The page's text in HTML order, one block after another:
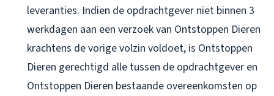
leveranties. Indien de opdrachtgever niet binnen 3
werkdagen aan een verzoek van Ontstoppen Dieren
krachtens de vorige volzin voldoet, is Ontstoppen
Dieren gerechtigd alle tussen de opdrachtgever en
Ontstoppen Dieren bestaande overeenkomsten op